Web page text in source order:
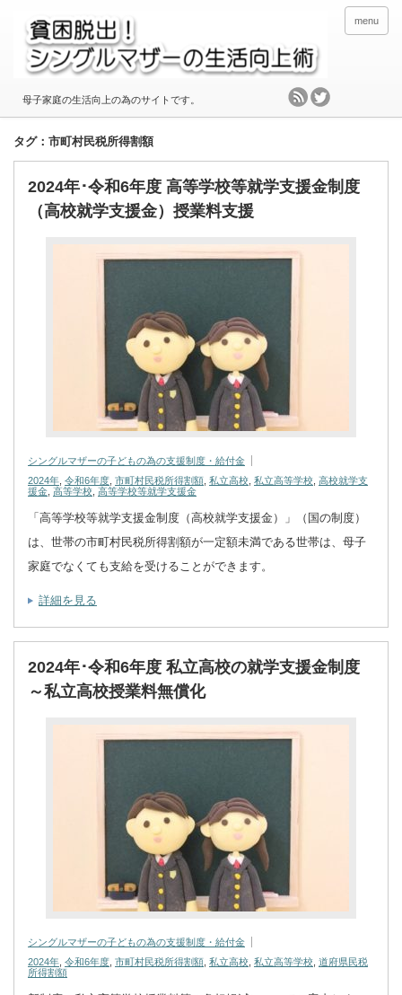
母子家庭の生活向上の為のサイトです。
menu
タグ：市町村民税所得割額
2024年･令和6年度 高等学校等就学支援金制度
（高校就学支援金）授業料支援
シングルマザーの子どもの為の支援制度・給付金
2024年, 令和6年度, 市町村民税所得割額, 私立高校, 私立高等学校, 高校就学支
援金, 高等学校, 高等学校等就学支援金
「高等学校等就学支援金制度（高校就学支援金）」（国の制度）
は、世帯の市町村民税所得割額が一定額未満である世帯は、母子
家庭でなくても支給を受けることができます。
詳細を見る
2024年･令和6年度 私立高校の就学支援金制度
～私立高校授業料無償化
シングルマザーの子どもの為の支援制度・給付金
2024年 令和6年度 市町村民税所得割額 私立高校 私立高等学校 道府県民税
所得割額